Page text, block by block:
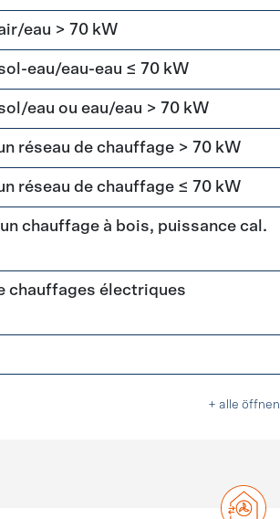
eau > 70 kW
eau/eau-eau ≤ 70 kW
eau ou eau/eau > 70 kW
réseau de chauffage > 70 kW
réseau de chauffage ≤ 70 kW
chauffage à bois, puissance cal.
chauffages électriques
+ alle öffnen